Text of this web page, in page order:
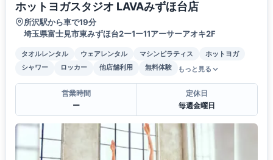
ホットヨガスタジオ LAVAみずほ台店
所沢駅から車で19分
埼玉県富士見市東みずほ台2ー1ー11アーサーアオキ2F
タオルレンタル ウェアレンタル マシンピラティス
ホットヨガ
シャワー
ロッカー 他店舗利用 無料体験 もっと見る
営業時間
ー
定休日
毎週金曜日